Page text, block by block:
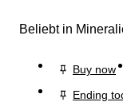
Beliebt in
Buy now
Ending